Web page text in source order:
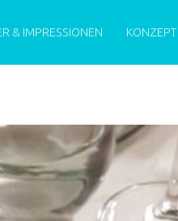
& IMPRESSIONEN KONZEPT